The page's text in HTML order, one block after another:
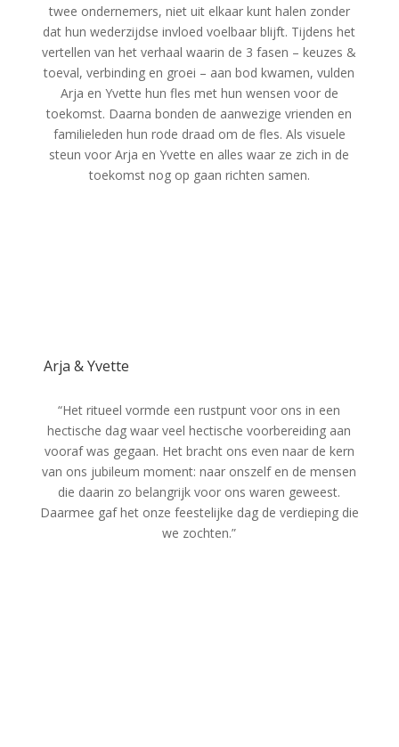
twee ondernemers, niet uit elkaar kunt halen zonder
dat hun wederzijdse invloed voelbaar blijft. Tijdens het
vertellen van het verhaal waarin de 3 fasen – keuzes &
toeval, verbinding en groei – aan bod kwamen, vulden
Arja en Yvette hun fles met hun wensen voor de
toekomst. Daarna bonden de aanwezige vrienden en
familieleden hun rode draad om de fles. Als visuele
steun voor Arja en Yvette en alles waar ze zich in de
toekomst nog op gaan richten samen.
Arja & Yvette
“Het ritueel vormde een rustpunt voor ons in een
hectische dag waar veel hectische voorbereiding aan
vooraf was gegaan. Het bracht ons even naar de kern
van ons jubileum moment: naar onszelf en de mensen
die daarin zo belangrijk voor ons waren geweest.
Daarmee gaf het onze feestelijke dag de verdieping die
we zochten.”